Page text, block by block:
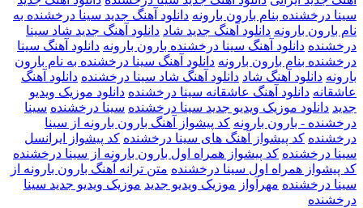
سینا درخشنده بنام بارون بارونه دانلود آهنگ جدید سینا درخشنده به
نام بارون بارونه دانلود آهنگ جدید شاد دانلود آهنگ جدید شاد سینا
درخشنده دانلود آهنگ سینا درخشنده بارون بارونه دانلود آهنگ سینا
درخشنده بنام بارون بارونه دانلود آهنگ سینا درخشنده به نام بارون
بارونه دانلود آهنگ شاد دانلود آهنگ شاد سینا درخشنده دانلود آهنگ
عاشقانه دانلود آهنگ عاشقانه سینا درخشنده دانلود موزیک ویدیو
جدید دانلود موزیک ویدیو جدید سینا درخشنده سینا درخشنده سینا
درخشنده - بارون بارونه کد پیشواز آهنگ بارون بارونه از سینا
درخشنده کد پیشواز آهنگ های سینا درخشنده کد پیشواز ایرانسل
سینا درخشنده کد پیشواز همراه اول بارون بارونه از سینا درخشنده
کد پیشواز همراه اول سینا درخشنده متن ترانه آهنگ بارون بارونه از
سینا درخشنده مهرآواز موزیک ویدیو جدید موزیک ویدیو جدید سینا
درخشنده